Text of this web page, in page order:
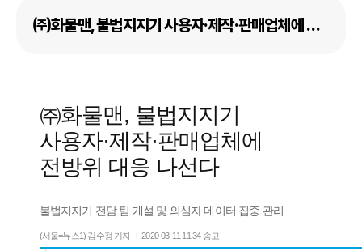
㈜화물맨, 불법지지기 사용자·제작·판매업체에 전방위 대응 나선다
㈜화물맨, 불법지지기
사용자·제작·판매업체에
전방위 대응 나선다
불법지지기 전담 팀 개설 및 의심자 데이터 집중 관리
(서울=뉴스1) 김수정 기자 2020-03-11 11:34 송고